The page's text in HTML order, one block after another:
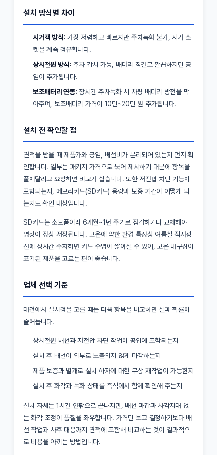
설치 방식별 차이
시거잭 방식: 가장 저렴하고 빠르지만 주차녹화 불가, 시거 소
켓을 계속 점유합니다.
상시전원 방식: 주차 감시 가능, 배터리 직결로 깔끔하지만 공
임이 추가됩니다.
보조배터리 연동: 장시간 주차녹화 시 차량 배터리 방전을 막
아주며, 보조배터리 가격이 10만~20만 원 추가됩니다.
설치 전 확인할 점
견적을 받을 때 제품가와 공임, 배선비가 분리되어 있는지 먼저 확
인합니다. 일부는 패키지 가격으로 묶어 제시하기 때문에 항목을
풀어달라고 요청하면 비교가 쉽습니다. 또한 저전압 차단 기능이
포함되는지, 메모리카드(SD카드) 용량과 보증 기간이 어떻게 되
는지도 확인 대상입니다.
SD카드는 소모품이라 6개월~1년 주기로 점검하거나 교체해야
영상이 정상 저장됩니다. 고온에 약한 환경 특성상 여름철 직사광
선에 장시간 주차하면 카드 수명이 짧아질 수 있어, 고온 내구성이
표기된 제품을 고르는 편이 좋습니다.
업체 선택 기준
대전에서 설치점을 고를 때는 다음 항목을 비교하면 실패 확률이
줄어듭니다.
상시전원 배선과 저전압 차단 작업이 공임에 포함되는지
설치 후 배선이 외부로 노출되지 않게 마감하는지
제품 보증과 별개로 설치 하자에 대한 무상 재작업이 가능한지
설치 후 화각과 녹화 상태를 즉석에서 함께 확인해 주는지
설치 자체는 1시간 안팎으로 끝나지만, 배선 마감과 사각지대 없
는 화각 조정이 품질을 좌우합니다. 가격만 보고 결정하기보다 배
선 작업과 사후 대응까지 견적에 포함해 비교하는 것이 결과적으
로 비용을 아끼는 방법입니다.